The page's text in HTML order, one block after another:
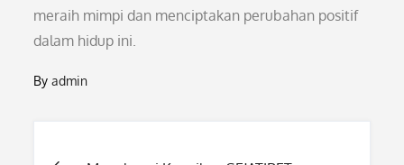
meraih mimpi dan menciptakan perubahan positif
dalam hidup ini.
Byadmin